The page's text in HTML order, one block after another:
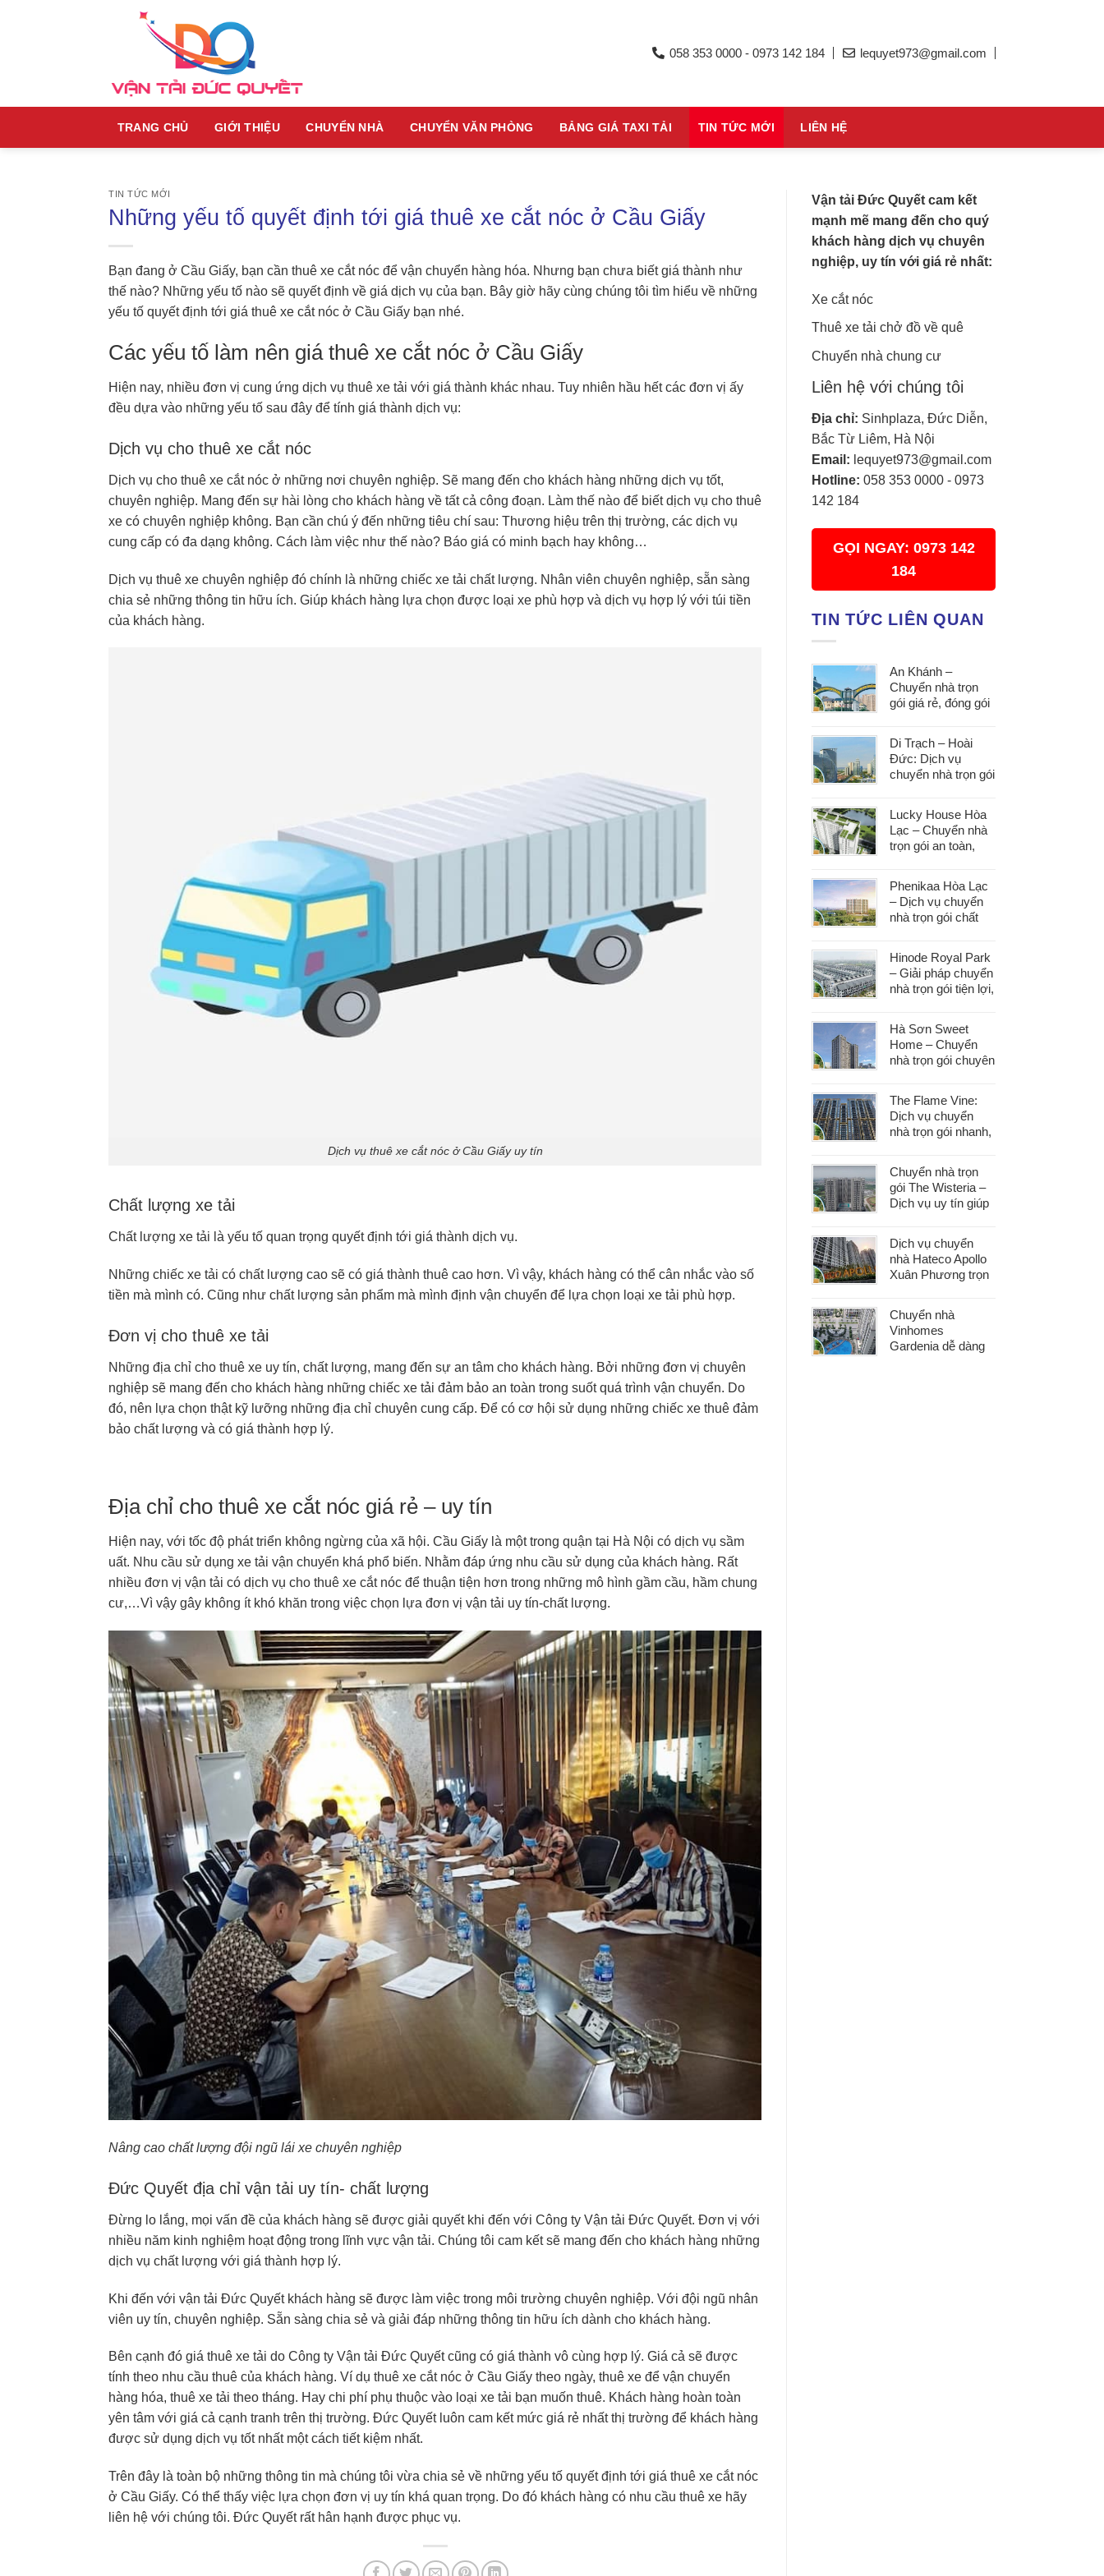
058 353 0000 - 0973 142 184 lequyet973@gmail.com
TRANG CHỦ GIỚI THIỆU CHUYỂN NHÀ CHUYỂN VĂN PHÒNG BẢNG GIÁ TAXI TẢI TIN TỨC MỚI LIÊN HỆ
TIN TỨC MỚI
Những yếu tố quyết định tới giá thuê xe cắt nóc ở Cầu Giấy
Bạn đang ở Cầu Giấy, bạn cần thuê xe cắt nóc để vận chuyển hàng hóa. Nhưng bạn chưa biết giá thành như
thế nào? Những yếu tố nào sẽ quyết định về giá dịch vụ của bạn. Bây giờ hãy cùng chúng tôi tìm hiểu về những
yếu tố quyết định tới giá thuê xe cắt nóc ở Cầu Giấy bạn nhé.
Các yếu tố làm nên giá thuê xe cắt nóc ở Cầu Giấy
Hiện nay, nhiều đơn vị cung ứng dịch vụ thuê xe tải với giá thành khác nhau. Tuy nhiên hầu hết các đơn vị ấy
đều dựa vào những yếu tố sau đây để tính giá thành dịch vụ:
Dịch vụ cho thuê xe cắt nóc
Dịch vụ cho thuê xe cắt nóc ở những nơi chuyên nghiệp. Sẽ mang đến cho khách hàng những dịch vụ tốt,
chuyên nghiệp. Mang đến sự hài lòng cho khách hàng về tất cả công đoạn. Làm thế nào để biết dịch vụ cho thuê
xe có chuyên nghiệp không. Bạn cần chú ý đến những tiêu chí sau: Thương hiệu trên thị trường, các dịch vụ
cung cấp có đa dạng không. Cách làm việc như thế nào? Báo giá có minh bạch hay không…
Dịch vụ thuê xe chuyên nghiệp đó chính là những chiếc xe tải chất lượng. Nhân viên chuyên nghiệp, sẵn sàng
chia sẻ những thông tin hữu ích. Giúp khách hàng lựa chọn được loại xe phù hợp và dịch vụ hợp lý với túi tiền
của khách hàng.
Dịch vụ thuê xe cắt nóc ở Cầu Giấy uy tín
Chất lượng xe tải
Chất lượng xe tải là yếu tố quan trọng quyết định tới giá thành dịch vụ.
Những chiếc xe tải có chất lượng cao sẽ có giá thành thuê cao hơn. Vì vậy, khách hàng có thể cân nhắc vào số
tiền mà mình có. Cũng như chất lượng sản phẩm mà mình định vận chuyển để lựa chọn loại xe tải phù hợp.
Đơn vị cho thuê xe tải
Những địa chỉ cho thuê xe uy tín, chất lượng, mang đến sự an tâm cho khách hàng. Bởi những đơn vị chuyên
nghiệp sẽ mang đến cho khách hàng những chiếc xe tải đảm bảo an toàn trong suốt quá trình vận chuyển. Do
đó, nên lựa chọn thật kỹ lưỡng những địa chỉ chuyên cung cấp. Để có cơ hội sử dụng những chiếc xe thuê đảm
bảo chất lượng và có giá thành hợp lý.
Địa chỉ cho thuê xe cắt nóc giá rẻ – uy tín
Hiện nay, với tốc độ phát triển không ngừng của xã hội. Cầu Giấy là một trong quận tại Hà Nội có dịch vụ sầm
uất. Nhu cầu sử dụng xe tải vận chuyển khá phổ biến. Nhằm đáp ứng nhu cầu sử dụng của khách hàng. Rất
nhiều đơn vị vận tải có dịch vụ cho thuê xe cắt nóc để thuận tiện hơn trong những mô hình gầm cầu, hầm chung
cư,…Vì vậy gây không ít khó khăn trong việc chọn lựa đơn vị vận tải uy tín-chất lượng.
Nâng cao chất lượng đội ngũ lái xe chuyên nghiệp
Đức Quyết địa chỉ vận tải uy tín- chất lượng
Đừng lo lắng, mọi vấn đề của khách hàng sẽ được giải quyết khi đến với Công ty Vận tải Đức Quyết. Đơn vị với
nhiều năm kinh nghiệm hoạt động trong lĩnh vực vận tải. Chúng tôi cam kết sẽ mang đến cho khách hàng những
dịch vụ chất lượng với giá thành hợp lý.
Khi đến với vận tải Đức Quyết khách hàng sẽ được làm việc trong môi trường chuyên nghiệp. Với đội ngũ nhân
viên uy tín, chuyên nghiệp. Sẵn sàng chia sẻ và giải đáp những thông tin hữu ích dành cho khách hàng.
Bên cạnh đó giá thuê xe tải do Công ty Vận tải Đức Quyết cũng có giá thành vô cùng hợp lý. Giá cả sẽ được
tính theo nhu cầu thuê của khách hàng. Ví dụ thuê xe cắt nóc ở Cầu Giấy theo ngày, thuê xe để vận chuyển
hàng hóa, thuê xe tải theo tháng. Hay chi phí phụ thuộc vào loại xe tải bạn muốn thuê. Khách hàng hoàn toàn
yên tâm với giá cả cạnh tranh trên thị trường. Đức Quyết luôn cam kết mức giá rẻ nhất thị trường để khách hàng
được sử dụng dịch vụ tốt nhất một cách tiết kiệm nhất.
Trên đây là toàn bộ những thông tin mà chúng tôi vừa chia sẻ về những yếu tố quyết định tới giá thuê xe cắt nóc
ở Cầu Giấy. Có thể thấy việc lựa chọn đơn vị uy tín khá quan trọng. Do đó khách hàng có nhu cầu thuê xe hãy
liên hệ với chúng tôi. Đức Quyết rất hân hạnh được phục vụ.
Vận tải Đức Quyết cam kết
mạnh mẽ mang đến cho quý
khách hàng dịch vụ chuyên
nghiệp, uy tín với giá rẻ nhất:
Xe cắt nóc
Thuê xe tải chở đồ về quê
Chuyển nhà chung cư
Liên hệ với chúng tôi
Địa chỉ: Sinhplaza, Đức Diễn,
Bắc Từ Liêm, Hà Nội
Email: lequyet973@gmail.com
Hotline: 058 353 0000 - 0973
142 184
GỌI NGAY: 0973 142
184
TIN TỨC LIÊN QUAN
An Khánh –
Chuyển nhà trọn
gói giá rẻ, đóng gói
Di Trạch – Hoài
Đức: Dịch vụ
chuyển nhà trọn gói
dọn
Lucky House Hòa
Lạc – Chuyển nhà
trọn gói an toàn,
Phenikaa Hòa Lạc
– Dịch vụ chuyển
nhà trọn gói chất
Hinode Royal Park
– Giải pháp chuyển
nhà trọn gói tiện lợi,
Hà Sơn Sweet
Home – Chuyển
nhà trọn gói chuyên
khâu
The Flame Vine:
Dịch vụ chuyển
nhà trọn gói nhanh,
Chuyển nhà trọn
gói The Wisteria –
Dịch vụ uy tín giúp
phát sinh
Dịch vụ chuyển
nhà Hateco Apollo
Xuân Phương trọn
Chuyển nhà
Vinhomes
Gardenia dễ dàng